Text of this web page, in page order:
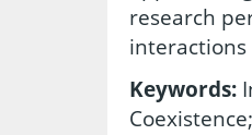
research
interactions
Keywords: